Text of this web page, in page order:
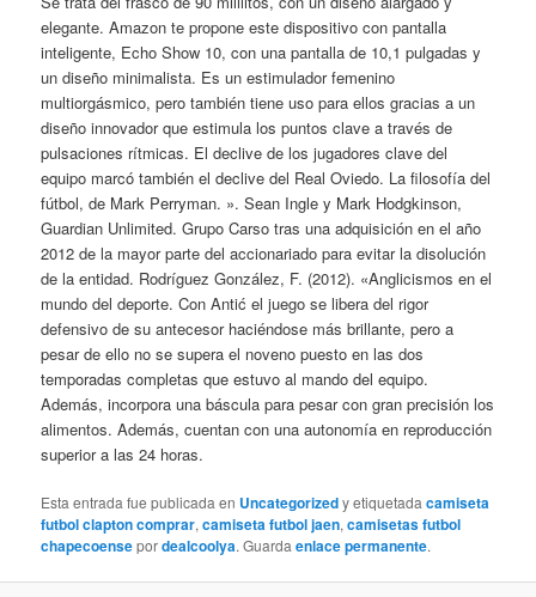
elegante. Amazon te propone este dispositivo con pantalla
inteligente, Echo Show 10, con una pantalla de 10,1 pulgadas y
un diseño minimalista. Es un estimulador femenino
multiorgásmico, pero también tiene uso para ellos gracias a un
diseño innovador que estimula los puntos clave a través de
pulsaciones rítmicas. El declive de los jugadores clave del
equipo marcó también el declive del Real Oviedo. La filosofía del
fútbol, de Mark Perryman. ». Sean Ingle y Mark Hodgkinson,
Guardian Unlimited. Grupo Carso tras una adquisición en el año
2012 de la mayor parte del accionariado para evitar la disolución
de la entidad. Rodríguez González, F. (2012). «Anglicismos en el
mundo del deporte. Con Antić el juego se libera del rigor
defensivo de su antecesor haciéndose más brillante, pero a
pesar de ello no se supera el noveno puesto en las dos
temporadas completas que estuvo al mando del equipo.
Además, incorpora una báscula para pesar con gran precisión los
alimentos. Además, cuentan con una autonomía en reproducción
superior a las 24 horas.
Esta entrada fue publicada en Uncategorizedy etiquetadacamiseta
futbol clapton comprar,camiseta futbol jaen,camisetas futbol
chapecoensepordealcoolya. Guardaenlace permanente.